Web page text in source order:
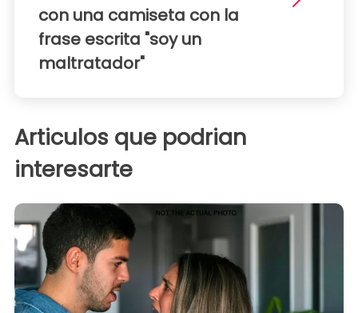
con una camiseta con la
frase escrita "soy un
maltratador"
Articulos que podrian
interesarte